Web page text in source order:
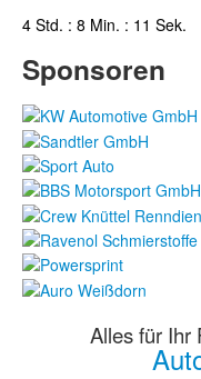
4 Std. : 8 Min. : 11 Sek.
Sponsoren
Alles für Ihr